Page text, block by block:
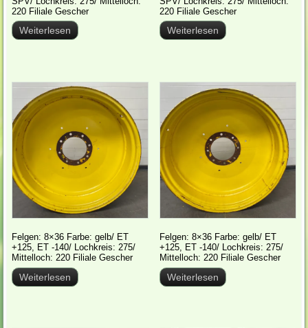
220 Filiale Gescher
Weiterlesen
220 Filiale Gescher
Weiterlesen
Felgen: 8×36 Farbe: gelb/ ET
+125, ET -140/ Lochkreis: 275/
Mittelloch: 220 Filiale Gescher
Weiterlesen
Felgen: 8×36 Farbe: gelb/ ET
+125, ET -140/ Lochkreis: 275/
Mittelloch: 220 Filiale Gescher
Weiterlesen